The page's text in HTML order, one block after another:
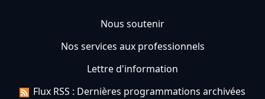
Nous soutenir
Nos services aux professionnels
Lettre d'information
Flux RSS : Dernières programmations archivées